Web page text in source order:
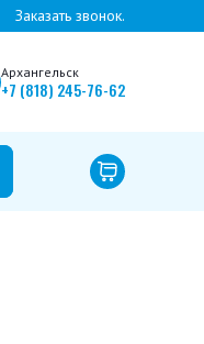
Заказать звонок.
Архангельск
+7 (818) 245-76-62